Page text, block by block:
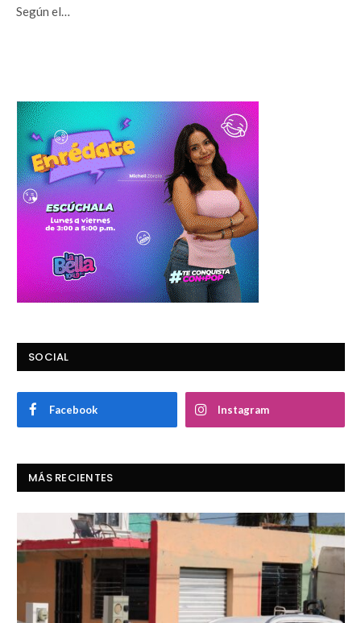
Según el…
SOCIAL
Facebook Instagram
MÁS RECIENTES